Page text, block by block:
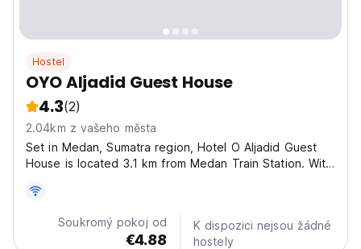
Hostel
OYO Aljadid Guest House
4.3(2)
2.04km z vašeho města
Set in Medan, Sumatra region, Hotel O Aljadid Guest
House is located 3.1 km from Medan Train Station. With
rooms with free WiFi, each with a private bathroom.
The accommodation offers room service, a 24-hour...
Soukromý pokoj od
€4.88
K dispozici nejsou žádné
hostely